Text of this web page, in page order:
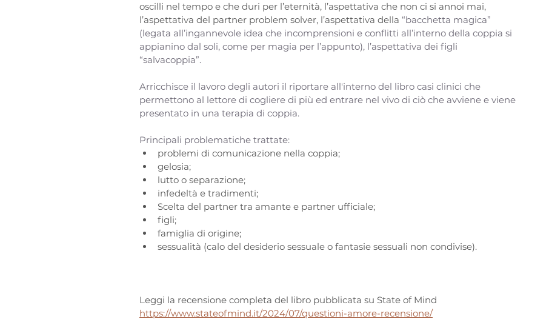
oscilli nel tempo e che duri per l’eternità, l’aspettativa che non ci si annoi mai,
l’aspettativa del partner problem solver, l’aspettativa della “bacchetta magica”
(legata all’ingannevole idea che incomprensioni e conflitti all’interno della coppia si
appianino dal soli, come per magia per l’appunto), l’aspettativa dei figli
“salvacoppia”.
Arricchisce il lavoro degli autori il riportare all'interno del libro casi clinici che
permettono al lettore di cogliere di più ed entrare nel vivo di ciò che avviene e viene
presentato in una terapia di coppia.
Principali problematiche trattate:
problemi di comunicazione nella coppia;
gelosia;
lutto o separazione;
infedeltà e tradimenti;
Scelta del partner tra amante e partner ufficiale;
figli;
famiglia di origine;
sessualità (calo del desiderio sessuale o fantasie sessuali non condivise).
Leggi la recensione completa del libro pubblicata su State of Mind
https://www.stateofmind.it/2024/07/questioni-amore-recensione/